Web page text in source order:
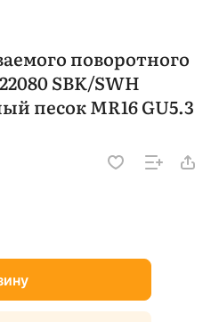
поворотного
SBK/SWH
песок MR16 GU5.3